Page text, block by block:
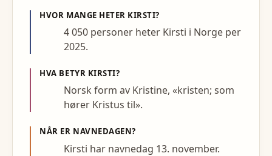
HVOR MANGE HETER KIRSTI?
4 050 personer heter Kirsti i Norge per
2025.
HVA BETYR KIRSTI?
Norsk form av Kristine, «kristen; som
hører Kristus til».
NÅR ER NAVNEDAGEN?
Kirsti har navnedag 13. november.